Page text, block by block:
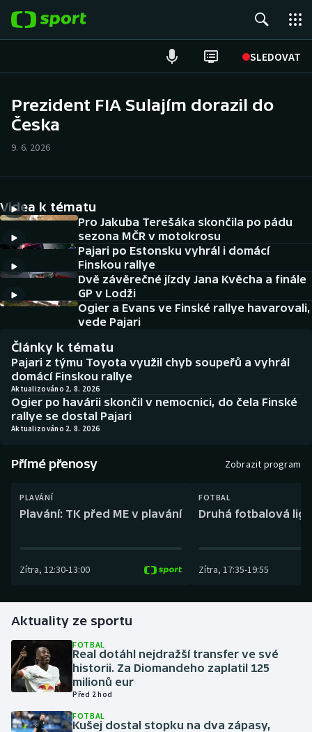
SLEDOVAT
Hokej
Cyklistika
DALŠÍ SPORTY
Americký fotbal
Baseball a softbal
Basketbal
Biatlon
Boby a skeleton
Box
Curling
Golf
Gymnastika
Házená
Jezdectví
NEPŘEHLÉDNĚTE
Historické návraty
Aplikace ČT sport
AZ kvíz
Prezident FIA Sulajím dorazil do
Česka
9. 6. 2026
Videa k tématu
Pro Jakuba Terešáka skončila po pádu
sezona MČR v motokrosu
Pajari po Estonsku vyhrál i domácí
Finskou rallye
Dvě závěrečné jízdy Jana Kvěcha a finále
GP v Lodži
Ogier a Evans ve Finské rallye havarovali,
vede Pajari
Články k tématu
Pajari z týmu Toyota využil chyb soupeřů a vyhrál
domácí Finskou rallye
Aktualizováno 2. 8. 2026
Ogier po havárii skončil v nemocnici, do čela Finské
rallye se dostal Pajari
Aktualizováno 2. 8. 2026
Přímé přenosy Zobrazit program
PLAVÁNÍ
Plavání: TK před ME v plavání
Zítra, 12:30-13:00
FOTBAL
Druhá fotbalová
Zítra, 17:35-19:55
Aktuality ze sportu
FOTBAL
Real dotáhl nejdražší transfer ve své
historii. Za Diomandeho zaplatil 125
milionů eur
Před 2 hod
FOTBAL
Kušej dostal stopku na dva zápasy,